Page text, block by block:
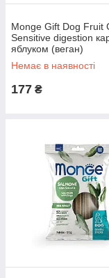
Monge Gift Dog Fruit
Sensitive digestion
яблуком (веган)
Немає в наявності
177 ₴